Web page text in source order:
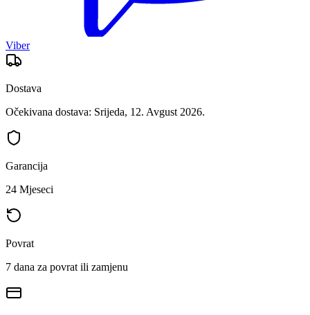
Viber
Dostava
Očekivana dostava: Srijeda, 12. Avgust 2026.
Garancija
24 Mjeseci
Povrat
7 dana za povrat ili zamjenu